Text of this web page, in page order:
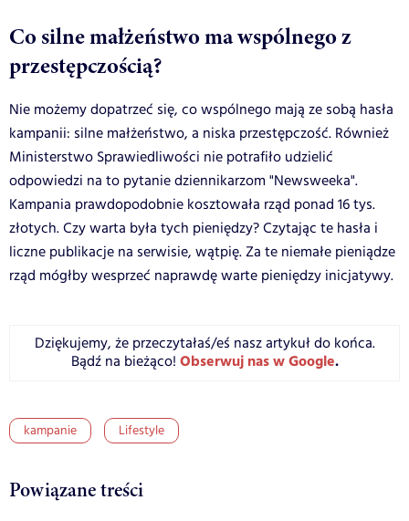
Co silne małżeństwo ma wspólnego z
przestępczością?
Nie możemy dopatrzeć się, co wspólnego mają ze sobą hasła
kampanii: silne małżeństwo, a niska przestępczość. Również
Ministerstwo Sprawiedliwości nie potrafiło udzielić
odpowiedzi na to pytanie dziennikarzom "Newsweeka".
Kampania prawdopodobnie kosztowała rząd ponad 16 tys.
złotych. Czy warta była tych pieniędzy? Czytając te hasła i
liczne publikacje na serwisie, wątpię. Za te niemałe pieniądze
rząd mógłby wesprzeć naprawdę warte pieniędzy inicjatywy.
Dziękujemy, że przeczytałaś/eś nasz artykuł do końca.
Bądź na bieżąco! Obserwuj nas w Google.
kampanie Lifestyle
Powiązane treści